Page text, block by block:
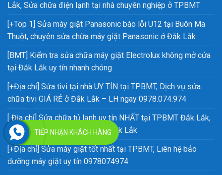
Lắk, Sửa chữa điện lạnh tại nhà chuyên nghiệp ở TPBMT
[+Top 1] Sửa máy giặt Panasonic báo lỗi U12 tại Buôn Ma
Thuột, chuyên sửa chữa máy giặt Panasonic ở Đắk Lắk
[BMT] Kiểm tra sửa chữa máy giặt Electrolux không mở cửa
tại Đắk Lắk uy tín nhanh chóng
[+Địa chỉ] Sửa tivi tại nhà UY TÍN tại TPBMT, Dịch vụ sửa
chữa tivi GIÁ RẺ ở Đắk Lắk – LH ngay 0978.074.974
[ Địa chỉ] Sửa chữa tủ lạnh uy tín NHẤT tại TPBMT Đắk Lắk,
Gọi thợ sửa tủ lạnh cấp tốc ở Đắk Lắk
[+Địa chỉ] Sửa máy giặt tốt nhất tại TPBMT, Liên hệ bảo
dưỡng máy giặt uy tín 0978074974
TIẾP NHẬN KHÁCH HÀNG